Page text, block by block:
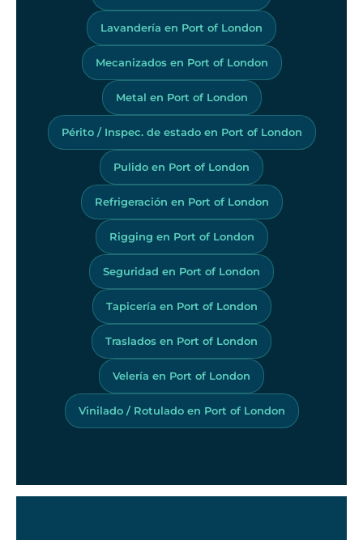
Lavandería en Port of London
Mecanizados en Port of London
Metal en Port of London
Périto / Inspec. de estado en Port of London
Pulido en Port of London
Refrigeración en Port of London
Rigging en Port of London
Seguridad en Port of London
Tapicería en Port of London
Traslados en Port of London
Velería en Port of London
Vinilado / Rotulado en Port of London